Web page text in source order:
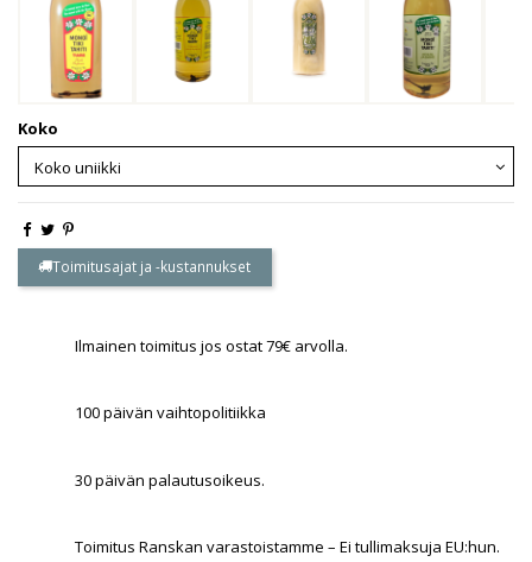
Koko
Toimitusajat ja -kustannukset
Ilmainen toimitus jos ostat 79€ arvolla.
100 päivän vaihtopolitiikka
30 päivän palautusoikeus.
Toimitus Ranskan varastoistamme – Ei tullimaksuja EU:hun.